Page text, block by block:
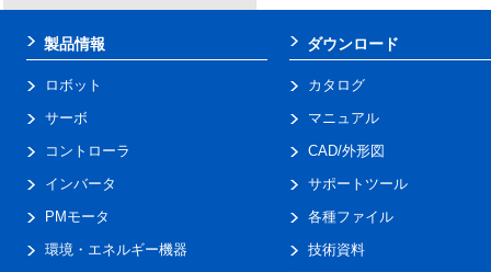
製品情報
ロボット
サーボ
コントローラ
インバータ
PMモータ
環境・エネルギー機器
ダウンロード
カタログ
マニュアル
CAD/外形図
サポートツール
各種ファイル
技術資料